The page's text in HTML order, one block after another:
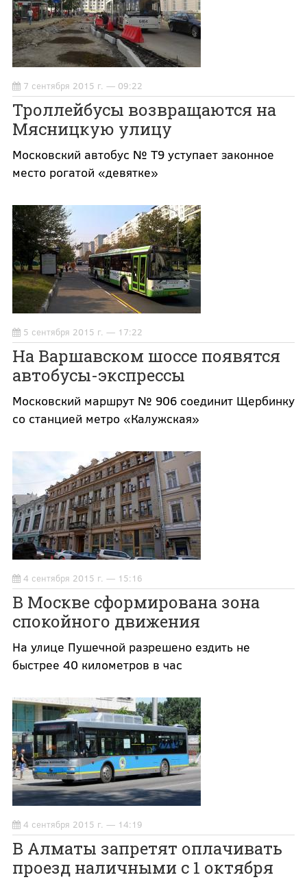
7 сентября 2015 г. — 09:22
Троллейбусы возвращаются на
Мясницкую улицу
Московский автобус № Т9 уступает законное
место рогатой «девятке»
5 сентября 2015 г. — 17:22
На Варшавском шоссе появятся
автобусы-экспрессы
Московский маршрут № 906 соединит Щербинку
со станцией метро «Калужская»
4 сентября 2015 г. — 15:16
В Москве сформирована зона
спокойного движения
На улице Пушечной разрешено ездить не
быстрее 40 километров в час
4 сентября 2015 г. — 14:19
В Алматы запретят оплачивать
проезд наличными с 1 октября